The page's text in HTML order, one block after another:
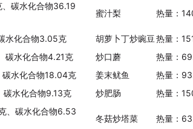
碳水化合物36.19
蜜汁梨 热量：
水化合物3.05克 胡萝卜丁炒豌豆热量：
碳水化合物4.21克 炒口蘑
热量：
水化合物18.04克 姜末鱿鱼
热量：
碳水化合物9.13克 炒肥肠
热量：
、碳水化合物6.53
冬菇炒塔菜 热量：